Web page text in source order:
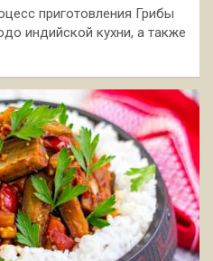
приготовления Грибы
индийской кухни, а также